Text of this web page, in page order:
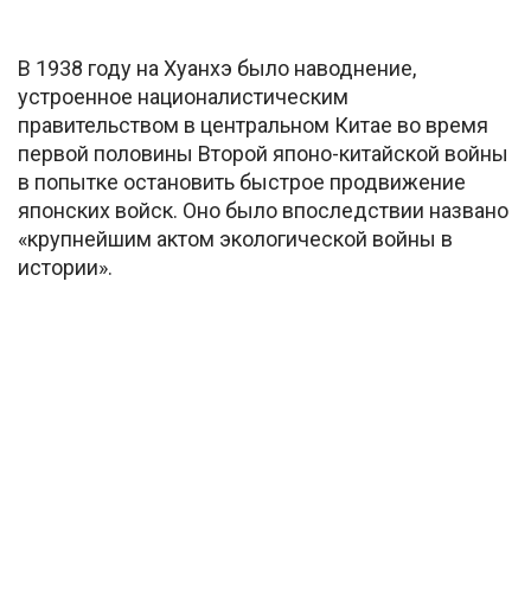
В 1938 году на Хуанхэ было наводнение,
устроенное националистическим
правительством в центральном Китае во время
первой половины Второй японо-китайской войны
в попытке остановить быстрое продвижение
японских войск. Оно было впоследствии названо
«крупнейшим актом экологической войны в
истории».